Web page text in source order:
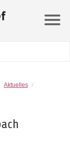
Aktuelles
/